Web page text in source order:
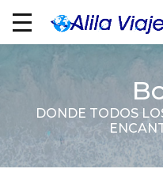
DONDE TODOS